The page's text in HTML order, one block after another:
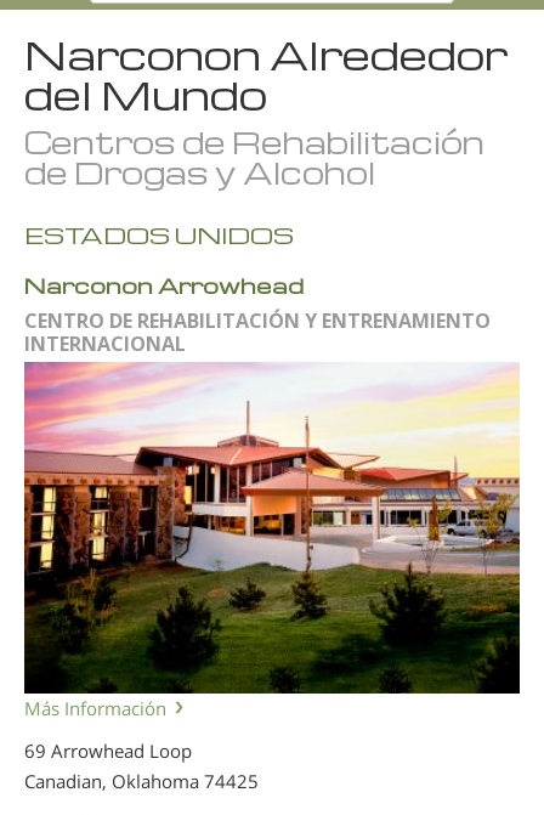
Narconon Alrededor
del Mundo
Centros de Rehabilitación
de Drogas y Alcohol
ESTADOS UNIDOS
Narconon Arrowhead
CENTRO DE REHABILITACIÓN Y ENTRENAMIENTO
INTERNACIONAL
Más Información
69 Arrowhead Loop
Canadian, Oklahoma 74425